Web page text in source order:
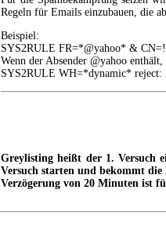
Regeln für Emails einzubauen, die
Beispiel:
SYS2RULE FR=*@yahoo* &
Wenn der Absender @yahoo
SYS2RULE WH=*dynamic* reject:
Greylisting heißt der 1. Versuch
Versuch starten und bekommt
Verzögerung von 20 Minuten ist